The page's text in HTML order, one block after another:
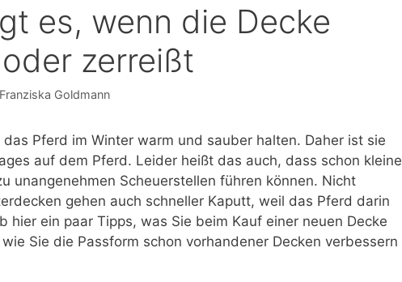
es, wenn die Decke
zerreißt
Franziska Goldmann
das Pferd im Winter warm und sauber halten. Daher ist sie
auf dem Pferd. Leider heißt das auch, dass schon kleine
unangenehmen Scheuerstellen führen können. Nicht
gehen auch schneller Kaputt, weil das Pferd darin
hier ein paar Tipps, was Sie beim Kauf einer neuen Decke
Sie die Passform schon vorhandener Decken verbessern